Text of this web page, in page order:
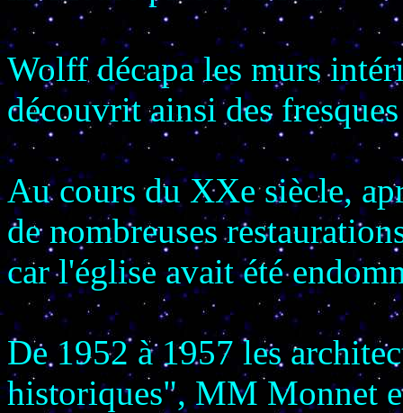
Wolff décapa les murs
découvrit ainsi des
Au cours du XXe siècle,
de nombreuses
car l'église avait été
De 1952 à 1957 les
historiques", MM Monnet